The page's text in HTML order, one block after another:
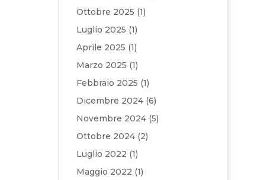
Ottobre 2025 (1)
Luglio 2025 (1)
Aprile 2025 (1)
Marzo 2025 (1)
Febbraio 2025 (1)
Dicembre 2024(6)
Novembre 2024(5)
Ottobre 2024(2)
Luglio 2022 (1)
Maggio 2022 (1)